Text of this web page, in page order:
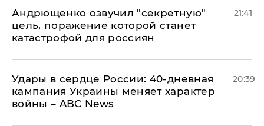
Андрющенко озвучил "секретную"
цель, поражение которой станет
катастрофой для россиян
21:41
Удары в сердце России: 40-дневная
кампания Украины меняет характер
войны – ABC News
20:39